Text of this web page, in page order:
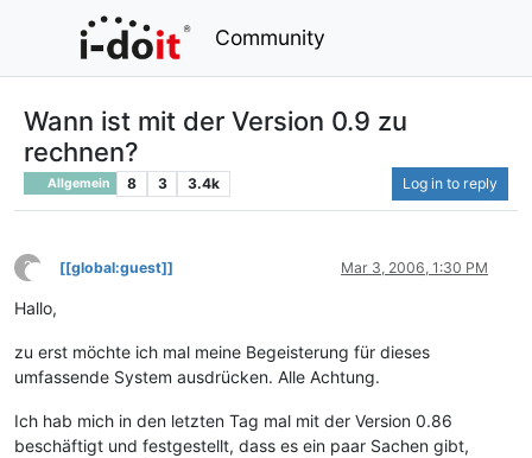
Community
Wann ist mit der Version 0.9 zu
rechnen?
Allgemein 8 3 3.4k Log in to reply
?
This user is from outside of this forum
[[global:guest]] Mar 3, 2006, 1:30 PM
Hallo,
zu erst möchte ich mal meine Begeisterung für dieses
umfassende System ausdrücken. Alle Achtung.
Ich hab mich in den letzten Tag mal mit der Version 0.86
beschäftigt und festgestellt, dass es ein paar Sachen gibt,